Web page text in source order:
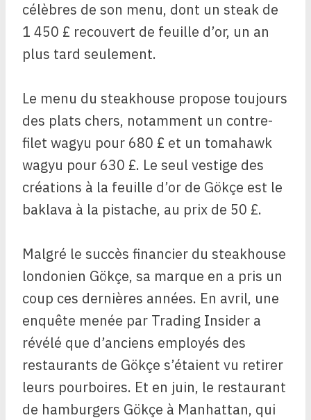
célèbres de son menu, dont un steak de
1 450 £ recouvert de feuille d’or, un an
plus tard seulement.
Le menu du steakhouse propose toujours
des plats chers, notamment un contre-
filet wagyu pour 680 £ et un tomahawk
wagyu pour 630 £. Le seul vestige des
créations à la feuille d’or de Gökçe est le
baklava à la pistache, au prix de 50 £.
Malgré le succès financier du steakhouse
londonien Gökçe, sa marque en a pris un
coup ces dernières années. En avril, une
enquête menée par Trading Insider a
révélé que d’anciens employés des
restaurants de Gökçe s’étaient vu retirer
leurs pourboires. Et en juin, le restaurant
de hamburgers Gökçe à Manhattan, qui